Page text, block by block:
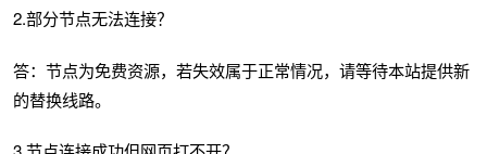
2.部分节点无法连接？
答：节点为免费资源，若失效属于正常情况，请等待本站提供新
的替换线路。